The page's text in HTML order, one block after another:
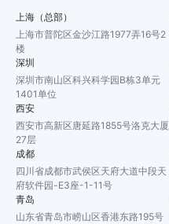
上海（总部）
上海市普陀区金沙江路1977弄16号2
楼
深圳
深圳市南山区科兴科学园B栋3单元
1401单位
西安
西安市高新区唐延路1855号洛克大厦
27层
成都
四川省成都市武侯区天府大道中段天
府软件园-E3座-1-11号
青岛
山东省青岛市崂山区香港东路195号